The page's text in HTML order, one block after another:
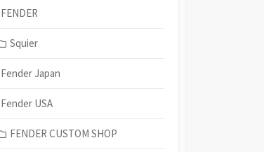
FENDER
Squier
Fender Japan
Fender USA
FENDER CUSTOM SHOP